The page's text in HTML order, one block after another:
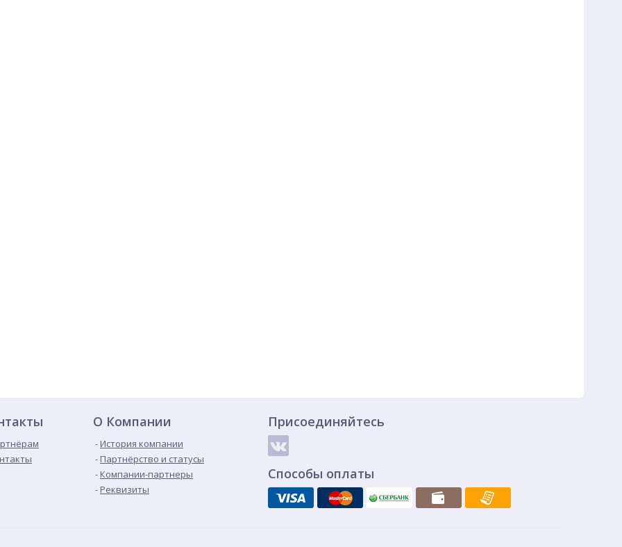
О Компании
История компании
Партнёрство и статусы
Компании-партнеры
Реквизиты
Присоединяйтесь
Способы оплаты